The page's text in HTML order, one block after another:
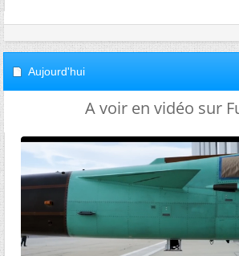
Aujourd'hui
A voir en vidéo sur